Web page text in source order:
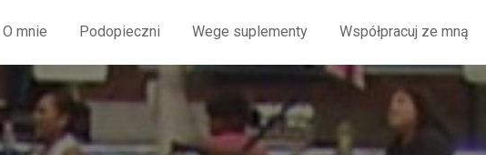
O mnie Podopieczni Wege suplementy Współpracuj ze mną